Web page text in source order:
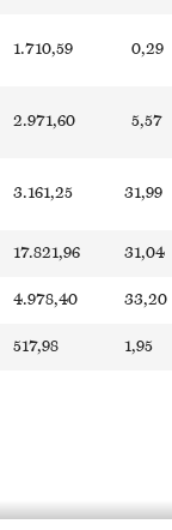
1.710,59 0,29
2.971,60 5,57
3.161,25 31,99
17.821,96 31,04
4.978,40 33,20
517,98 1,95